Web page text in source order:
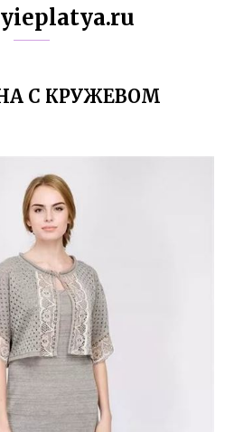
С КРУЖЕВОМ